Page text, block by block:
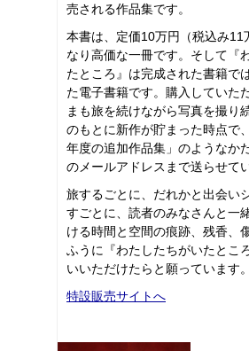
売される作品集です。
本書は、定価10万円（税込み11
なり高価な一冊です。そして『
たところ』は完成された書籍で
た電子書籍です。購入していた
まも旅を続けながら写真を撮り
のもとに新作が貯まった時点で
年度の追加作品集」のようなか
のメールアドレスまで送らせて
旅するごとに、だれかと出会い
すごとに、読者のみなさんと一
ける時間と空間の痕跡、残香
ふうに『わたしたちがいたとこ
いいただけたらと願っています。
特設販売サイトへ